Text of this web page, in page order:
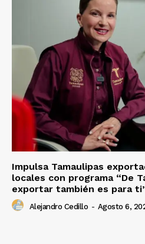
Impulsa Tamaulipas
locales con programa “De
exportar también es para
Alejandro Cedillo - Agosto 6,